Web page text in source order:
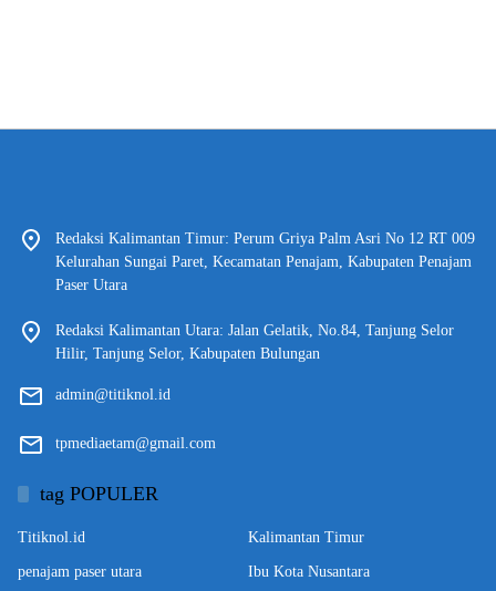
Redaksi Kalimantan Timur: Perum Griya Palm Asri No 12 RT 009
Kelurahan Sungai Paret, Kecamatan Penajam, Kabupaten Penajam
Paser Utara
Redaksi Kalimantan Utara: Jalan Gelatik, No.84, Tanjung Selor
Hilir, Tanjung Selor, Kabupaten Bulungan
admin@titiknol.id
tpmediaetam@gmail.com
tag POPULER
Titiknol.id Kalimantan Timur
penajam paser utara Ibu Kota Nusantara